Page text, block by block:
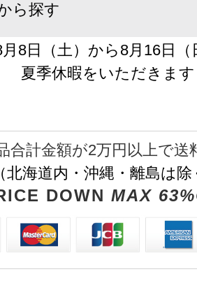
ら探す
月8日（土）から8月16日
夏季休暇をいただきます
合計金額が2万円以上で送
（北海道内・沖縄・離島は
DOWN MAX